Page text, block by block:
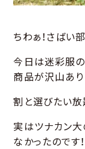
ちわぁ！さばい
今日は迷彩服
商品が沢山あり
割と選びたい放
実はツナカン
なかったのです！